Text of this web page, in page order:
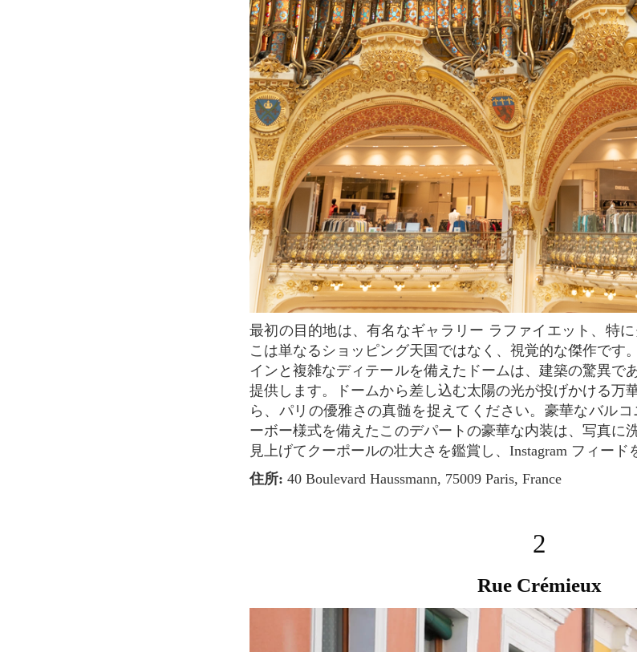
最初の目的地は、有名なギャラリー ラファイエット、特にクーポール (ドーム) です。こ
こは単なるショッピング天国ではなく、視覚的な傑作です
インと複雑なディテールを備えたドームは、建築の驚異で
提供します。ドームから差し込む太陽の光が投げかける万
ら、パリの優雅さの真髄を捉えてください。豪華なバル
ーボー様式を備えたこのデパートの豪華な内装は、写真に
見上げてクーポールの壮大さを鑑賞し、Instagram フィード
住所: 40 Boulevard Haussmann, 75009 Paris, France
2
Rue Crémieux